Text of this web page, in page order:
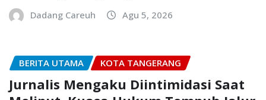
Dadang Careuh Agu 5, 2026
BERITA UTAMA KOTA TANGERANG
Jurnalis Mengaku Diintimidasi Saat